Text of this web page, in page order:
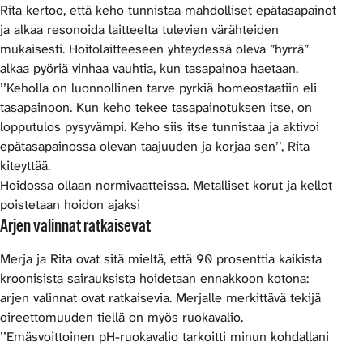
Rita kertoo, että keho tunnistaa mahdolliset epätasapainot
ja alkaa resonoida laitteelta tulevien värähteiden
mukaisesti. Hoitolaitteeseen yhteydessä oleva ”hyrrä”
alkaa pyöriä vinhaa vauhtia, kun tasapainoa haetaan.
’’Keholla on luonnollinen tarve pyrkiä homeostaatiin eli
tasapainoon. Kun keho tekee tasapainotuksen itse, on
lopputulos pysyvämpi. Keho siis itse tunnistaa ja aktivoi
epätasapainossa olevan taajuuden ja korjaa sen’’, Rita
kiteyttää.
Hoidossa ollaan normivaatteissa. Metalliset korut ja kellot
poistetaan hoidon ajaksi
Arjen valinnat ratkaisevat
Merja ja Rita ovat sitä mieltä, että 90 prosenttia kaikista
kroonisista sairauksista hoidetaan ennakkoon kotona:
arjen valinnat ovat ratkaisevia. Merjalle merkittävä tekijä
oireettomuuden tiellä on myös ruokavalio.
’’Emäsvoittoinen pH-ruokavalio tarkoitti minun kohdallani